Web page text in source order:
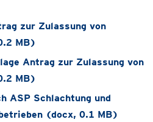
zur Zulassung von
MB)
Antrag zur Zulassung von
MB)
ASP Schlachtung und
(docx, 0.1 MB)